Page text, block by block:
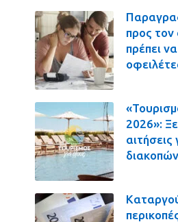
προς
πρέπει
2026»:
αιτήσεις
διακοπών